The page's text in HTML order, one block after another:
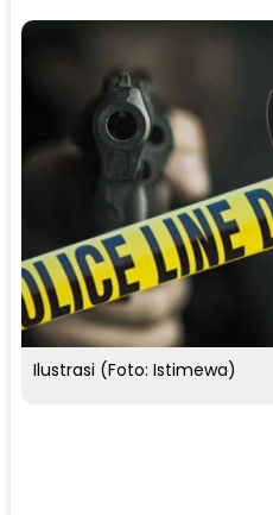
Ilustrasi (Foto: Istimewa)